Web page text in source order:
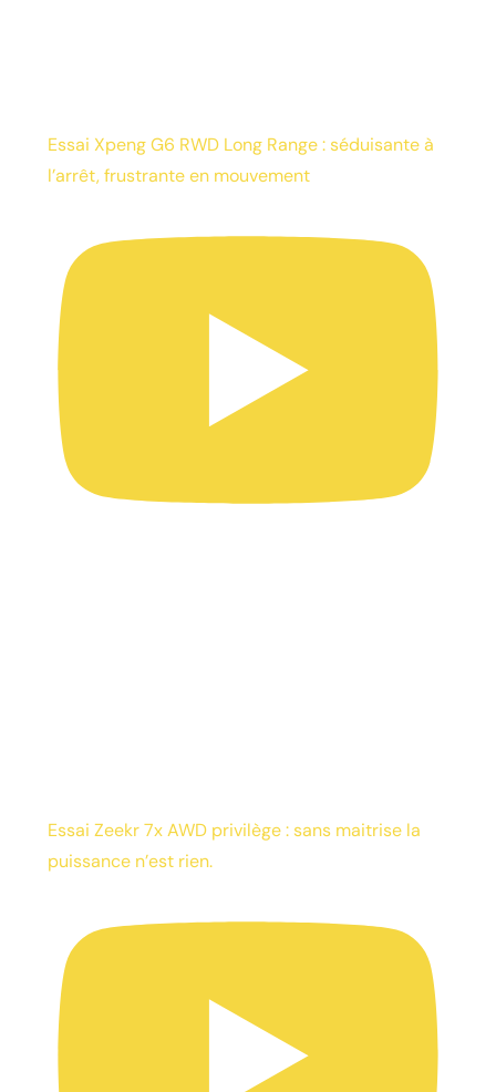
Essai Xpeng G6 RWD Long Range : séduisante à
l’arrêt, frustrante en mouvement
Essai Zeekr 7x AWD privilège : sans maitrise la
puissance n’est rien.